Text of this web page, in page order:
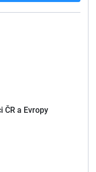
ČR a Evropy